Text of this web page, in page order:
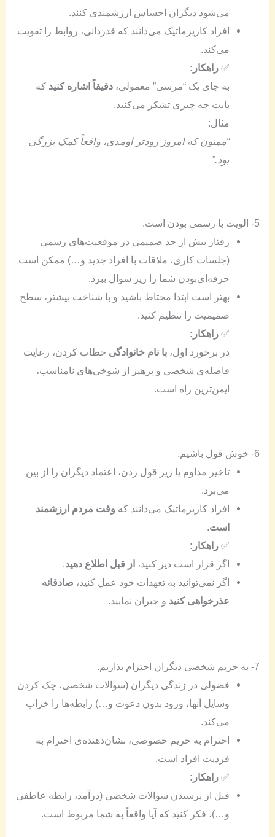
می‌شود دیگران احساس ارزشمندی کنند.
افراد کاریزماتیک می‌دانند که قدردانی، روابط را تقویت
می‌کند.
✅راهکار:
به جای یک “مرسی” معمولی،دقیقاً اشاره کنید که
بابت چه چیزی تشکر می‌کنید.
مثال:
“ممنون که امروز زودتر اومدی، واقعاً کمک بزرگی
بود.”
5- الویت با رسمی بودن است.
رفتار بیش از حد صمیمی در موقعیت‌های رسمی
(جلسات کاری، ملاقات با افراد جدید و…) ممکن است
حرفه‌ای‌بودن شما را زیر سوال ببرد.
بهتر است ابتدا محتاط باشید و با شناخت بیشتر، سطح
صمیمیت را تنظیم کنید.
✅راهکار:
در برخورد اول،با نام خانوادگی خطاب کردن، رعایت
فاصله‌ی شخصی و پرهیز از شوخی‌های نامناسب،
ایمن‌ترین راه است.
6- خوش قول باشیم.
تاخیر مداوم یا زیر قول زدن، اعتماد دیگران را از بین
می‌برد.
افراد کاریزماتیک می‌دانند که وقت مردم ارزشمند
است.
✅راهکار:
اگر قرار است دیر کنید، از قبل اطلاع دهید.
اگر نمی‌توانید به تعهدات خود عمل کنید، صادقانه
عذرخواهی کنید و جبران نمایید.
7- به حریم شخصی دیگران احترام بذاریم.
فضولی در زندگی دیگران (سوالات شخصی، چک کردن
وسایل آنها، ورود بدون دعوت و…) رابطه‌ها را خراب
می‌کند.
احترام به حریم خصوصی، نشان‌دهنده‌ی احترام به
فردیت افراد است.
✅راهکار:
قبل از پرسیدن سوالات شخصی (درآمد، رابطه‌ عاطفی
و…)، فکر کنید که آیا واقعاً به شما مربوط است.